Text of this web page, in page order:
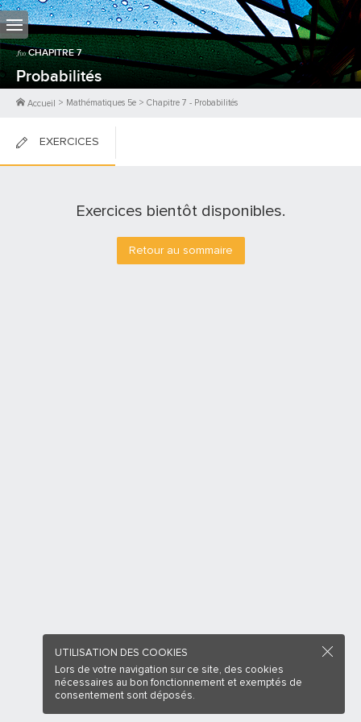
CHAPITRE7
Probabilités
Accueil > Mathématiques 5e > Chapitre 7 - Probabilités
EXERCICES
Exercices bientôt disponibles.
Retour au sommaire
UTILISATION DES COOKIES
Lors de votre navigation sur ce site, des cookies
nécessaires au bon fonctionnement et exemptés de
consentement sont déposés.